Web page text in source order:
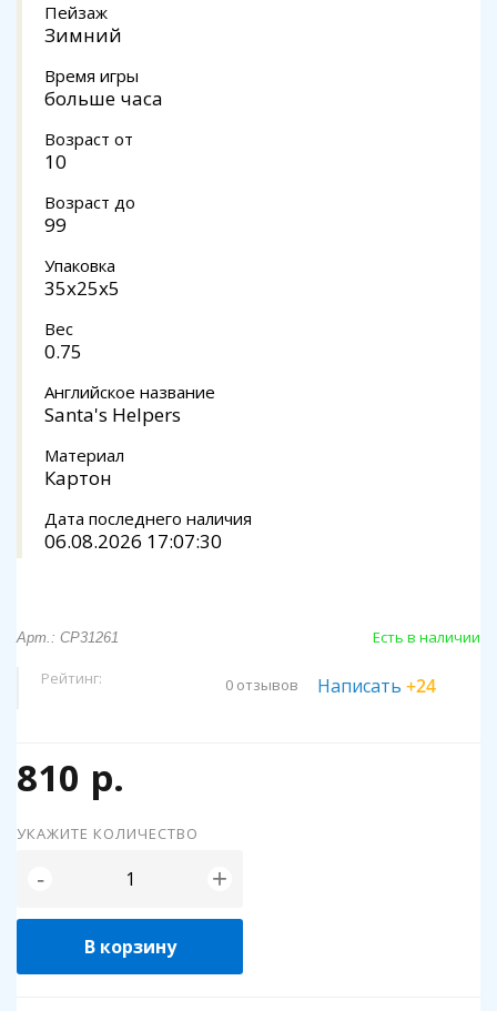
Пейзаж
Зимний
Время игры
больше часа
Возраст от
10
Возраст до
99
Упаковка
35x25x5
Вес
0.75
Английское название
Santa's Helpers
Материал
Картон
Дата последнего наличия
06.08.2026 17:07:30
Арт.: CP31261 Есть в наличии
Рейтинг: 0 отзывов Написать +24
810 р.
УКАЖИТЕ КОЛИЧЕСТВО
- +
В корзину